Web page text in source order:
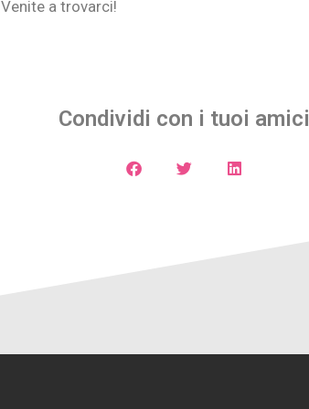
Venite a trovarci!
Condividi con i tuoi amici